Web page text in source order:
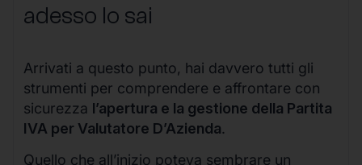
adesso lo sai
Arrivati a questo punto, hai davvero tutti gli
strumenti per comprendere e affrontare con
sicurezza l’apertura e la gestione della Partita
IVA per Valutatore D’Azienda.
Quello che all’inizio poteva sembrare un